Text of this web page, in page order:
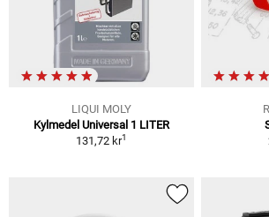
LIQUI MOLY
Kylmedel Universal 1 LITER
131,72 kr1